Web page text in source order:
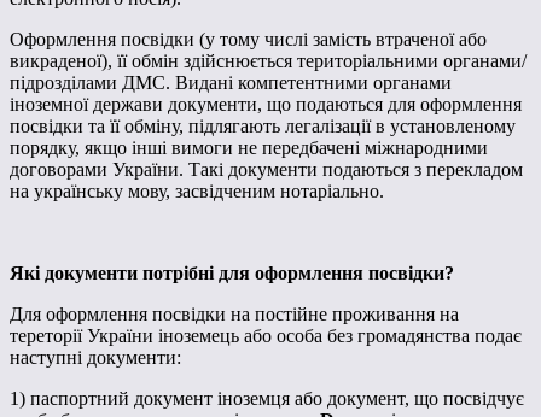
Оформлення посвідки (у тому числі замість втраченої або
викраденої), її обмін здійснюється територіальними органами/
підрозділами ДМС. Видані компетентними органами
іноземної держави документи, що подаються для оформлення
посвідки та її обміну, підлягають легалізації в установленому
порядку, якщо інші вимоги не передбачені міжнародними
договорами України. Такі документи подаються з перекладом
на українську мову, засвідченим нотаріально.
Які документи потрібні для оформлення посвідки?
Для оформлення посвідки на постійне проживання на
тереторії України іноземець або особа без громадянства подає
наступні документи:
1) паспортний документ іноземця або документ, що посвідчує